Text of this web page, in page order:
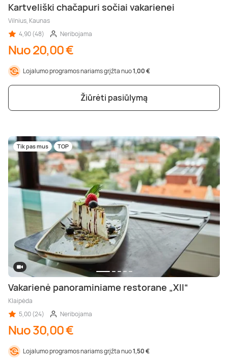
Kartveliški chačapuri sočiai vakarienei
Vilnius, Kaunas
4,90 (48)
Neribojama
Nuo 20,00 €
Lojalumo programos nariams grįžta nuo1,00 €
Žiūrėti pasiūlymą
Tik pas mus TOP
Vakarienė panoraminiame restorane „XII“
Klaipėda
5,00 (24)
Neribojama
Nuo 30,00 €
Lojalumo programos nariams grįžta nuo1,50 €